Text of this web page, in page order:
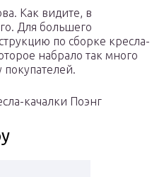
Как видите, в
Для большего
по сборке кресла-
набрало так много
качалки Поэнг